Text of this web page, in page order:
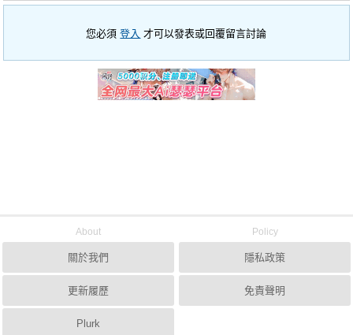
您必須登入 才可以發表或回覆留言討論
About
關於我們
更新履歷
Plurk
Policy
隱私政策
免責聲明